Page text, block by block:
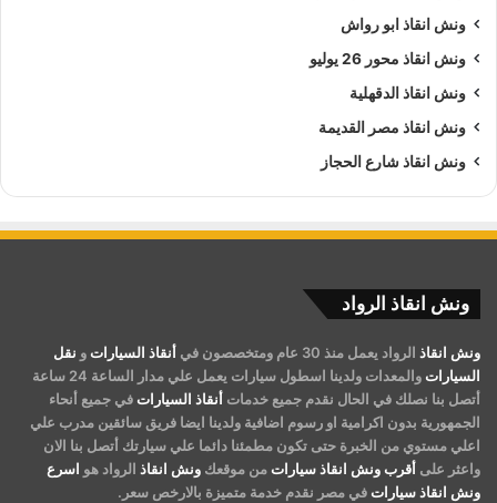
ونش انقاذ ابو رواش
ونش انقاذ محور 26 يوليو
ونش انقاذ الدقهلية
ونش انقاذ مصر القديمة
ونش انقاذ شارع الحجاز
ونش انقاذ الرواد
ونش انقاذ الرواد يعمل منذ 30 عام ومتخصصون في أنقاذ السيارات و نقل
السيارات
والمعدات ولدينا اسطول سيارات يعمل علي مدار الساعة 24 ساعة
أتصل بنا نصلك في الحال نقدم جميع خدمات أنقاذ السيارات في جميع أنحاء
الجمهورية بدون اكرامية او رسوم اضافية ولدينا ايضا فريق سائقين مدرب علي
اعلي مستوي من الخبرة حتى تكون مطمئنا دائما علي سيارتك أتصل بنا الان
واعثر على أقرب ونش انقاذ سيارات من موقعك ونش انقاذ الرواد هو اسرع
ونش انقاذ سيارات في مصر نقدم خدمة متميزة بالارخص سعر.